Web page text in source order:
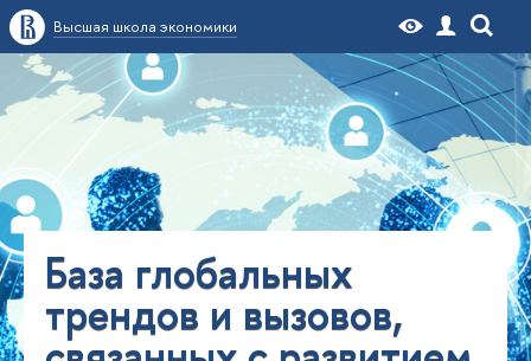
Высшая школа экономики
База глобальных
трендов и вызовов,